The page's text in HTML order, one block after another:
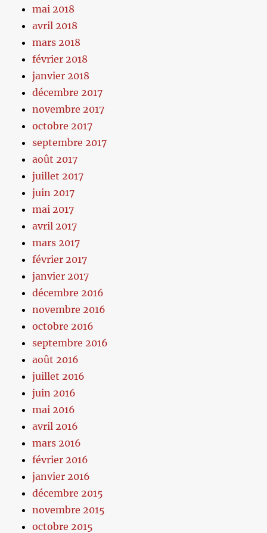
mai 2018
avril 2018
mars 2018
février 2018
janvier 2018
décembre 2017
novembre 2017
octobre 2017
septembre 2017
août 2017
juillet 2017
juin 2017
mai 2017
avril 2017
mars 2017
février 2017
janvier 2017
décembre 2016
novembre 2016
octobre 2016
septembre 2016
août 2016
juillet 2016
juin 2016
mai 2016
avril 2016
mars 2016
février 2016
janvier 2016
décembre 2015
novembre 2015
octobre 2015